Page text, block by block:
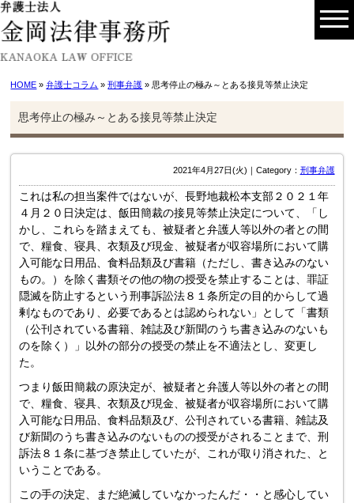
HOME »弁護士コラム »刑事弁護 » 思考停止の極み～とある接見等禁止決定
思考停止の極み～とある接見等禁止決定
2021年4月27日(火)｜Category： 刑事弁護
これは私の担当案件ではないが、長野地裁松本支部２０２１年
４月２０日決定は、飯田簡裁の接見等禁止決定について、「し
かし、これらを踏まえても、被疑者と弁護人等以外の者との間
で、糧食、寝具、衣類及び現金、被疑者が収容場所において購
入可能な日用品、食料品類及び書籍（ただし、書き込みのない
もの。）を除く書類その他の物の授受を禁止することは、罪証
隠滅を防止するという刑事訴訟法８１条所定の目的からして過
剰なものであり、必要であるとは認められない」として「書類
（公刊されている書籍、雑誌及び新聞のうち書き込みのないも
のを除く）」以外の部分の授受の禁止を不適法とし、変更し
た。
つまり飯田簡裁の原決定が、被疑者と弁護人等以外の者との間
で、糧食、寝具、衣類及び現金、被疑者が収容場所において購
入可能な日用品、食料品類及び、公刊されている書籍、雑誌及
び新聞のうち書き込みのないものの授受がされることまで、刑
訴法８１条に基づき禁止していたが、これが取り消された、と
いうことである。
この手の決定、まだ絶滅していなかったんだ・・と感心してい